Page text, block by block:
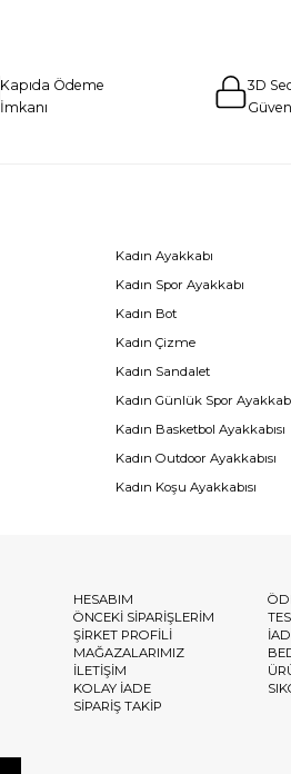
Kapıda Ödeme
İmkanı
3D
Kadın Ayakkabı
Kadın Spor Ayakkabı
Kadın Bot
Kadın Çizme
Kadın Sandalet
Kadın Günlük Spor
Kadın Basketbol Ayakkabısı
Kadın Outdoor Ayakkabısı
Kadın Koşu Ayakkabısı
HESABIM
ÖNCEKİ SİPARİŞLERİM
ŞİRKET PROFİLİ
MAĞAZALARIMIZ
İLETİŞİM
KOLAY İADE
SİPARİŞ TAKİP